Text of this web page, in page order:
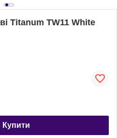
Titanum TW11 White
Купити